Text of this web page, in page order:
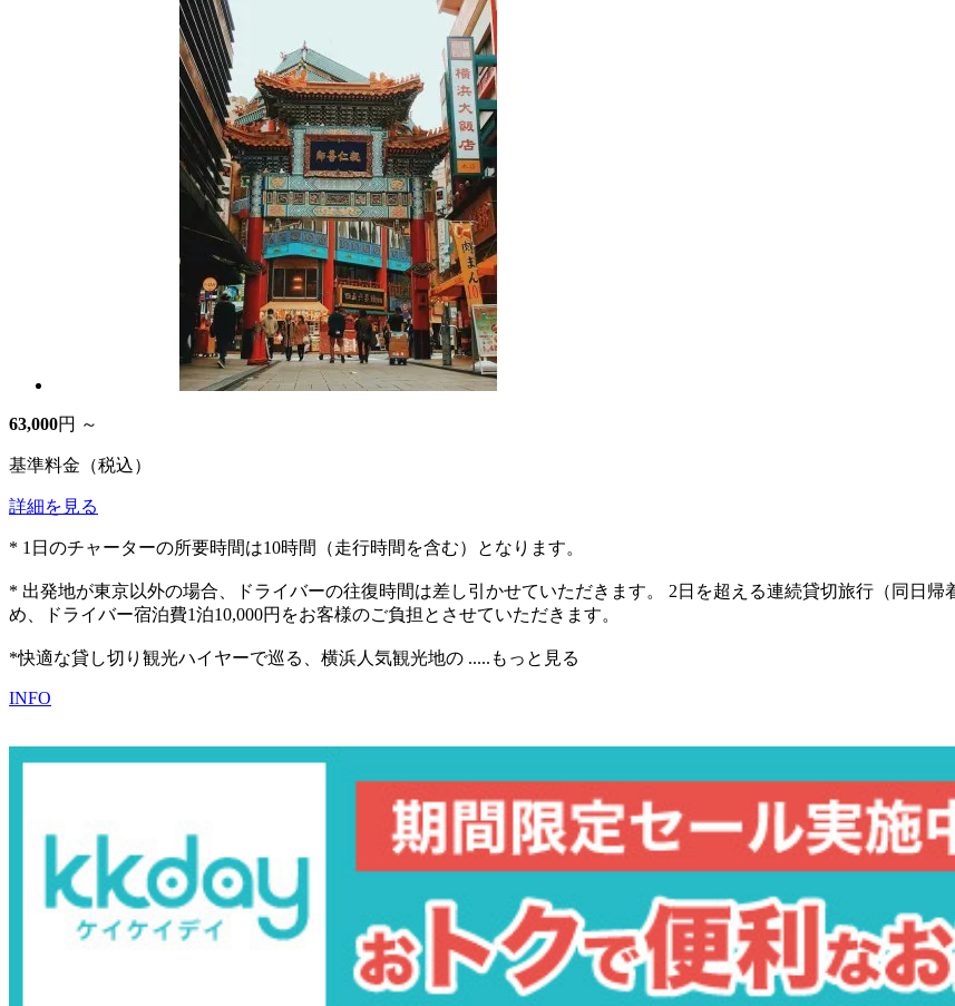
63,000円 ～
基準料金（税込）
詳細を見る
* 1日のチャーターの所要時間は10時間（走行時間を含む）となります。
* 出発地が東京以外の場合、ドライバーの往復時間は差し引かせていただきます。 2日を超える連続貸切旅行（同日
め、ドライバー宿泊費1泊10,000円をお客様のご負担とさせていただきます。
*快適な貸し切り観光ハイヤーで巡る、横浜人気観光地の .....もっと見る
INFO